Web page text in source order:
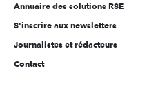
Annuaire des solutions RSE
S'inscrire aux newsletters
Journalistes et rédacteurs
Contact